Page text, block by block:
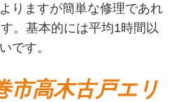
りますが簡単な修理であれ
。基本的には平均1時間以
です。
市高木古戸エリ